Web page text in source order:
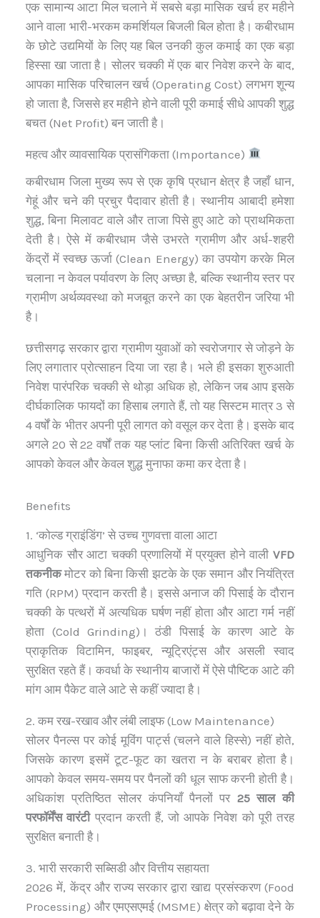
एक सामान्य आटा मिल चलाने में सबसे बड़ा मासिक खर्च हर महीने
आने वाला भारी-भरकम कमर्शियल बिजली बिल होता है। कबीरधाम
के छोटे उद्यमियों के लिए यह बिल उनकी कुल कमाई का एक बड़ा
हिस्सा खा जाता है। सोलर चक्की में एक बार निवेश करने के बाद,
आपका मासिक परिचालन खर्च (Operating Cost) लगभग शून्य
हो जाता है, जिससे हर महीने होने वाली पूरी कमाई सीधे आपकी शुद्ध
बचत (Net Profit) बन जाती है।
महत्व और व्यावसायिक प्रासंगिकता (Importance)
कबीरधाम जिला मुख्य रूप से एक कृषि प्रधान क्षेत्र है जहाँ धान,
गेहूं और चने की प्रचुर पैदावार होती है। स्थानीय आबादी हमेशा
शुद्ध, बिना मिलावट वाले और ताजा पिसे हुए आटे को प्राथमिकता
देती है। ऐसे में कबीरधाम जैसे उभरते ग्रामीण और अर्ध-शहरी
केंद्रों में स्वच्छ ऊर्जा (Clean Energy) का उपयोग करके मिल
चलाना न केवल पर्यावरण के लिए अच्छा है, बल्कि स्थानीय स्तर पर
ग्रामीण अर्थव्यवस्था को मजबूत करने का एक बेहतरीन जरिया भी
है।
छत्तीसगढ़ सरकार द्वारा ग्रामीण युवाओं को स्वरोजगार से जोड़ने के
लिए लगातार प्रोत्साहन दिया जा रहा है। भले ही इसका शुरुआती
निवेश पारंपरिक चक्की से थोड़ा अधिक हो, लेकिन जब आप इसके
दीर्घकालिक फायदों का हिसाब लगाते हैं, तो यह सिस्टम मात्र 3 से
4 वर्षों के भीतर अपनी पूरी लागत को वसूल कर देता है। इसके बाद
अगले 20 से 22 वर्षों तक यह प्लांट बिना किसी अतिरिक्त खर्च के
आपको केवल और केवल शुद्ध मुनाफा कमा कर देता है।
Benefits
1. ‘कोल्ड ग्राइंडिंग’ से उच्च गुणवत्ता वाला आटा
आधुनिक सौर आटा चक्की प्रणालियों में प्रयुक्त होने वाली VFD
तकनीकमोटर को बिना किसी झटके के एक समान और नियंत्रित
गति (RPM) प्रदान करती है। इससे अनाज की पिसाई के दौरान
चक्की के पत्थरों में अत्यधिक घर्षण नहीं होता और आटा गर्म नहीं
होता (Cold Grinding)। ठंडी पिसाई के कारण आटे के
प्राकृतिक विटामिन, फाइबर, न्यूट्रिएंट्स और असली स्वाद
सुरक्षित रहते हैं। कवर्धा के स्थानीय बाजारों में ऐसे पौष्टिक आटे की
मांग आम पैकेट वाले आटे से कहीं ज्यादा है।
2. कम रख-रखाव और लंबी लाइफ (Low Maintenance)
सोलर पैनल्स पर कोई मूविंग पार्ट्स (चलने वाले हिस्से) नहीं होते,
जिसके कारण इसमें टूट-फूट का खतरा न के बराबर होता है।
आपको केवल समय-समय पर पैनलों की धूल साफ करनी होती है।
अधिकांश प्रतिष्ठित सोलर कंपनियाँ पैनलों पर 25 साल की
परफॉर्मेंस वारंटीप्रदान करती हैं, जो आपके निवेश को पूरी तरह
सुरक्षित बनाती है।
3. भारी सरकारी सब्सिडी और वित्तीय सहायता
2026 में, केंद्र और राज्य सरकार द्वारा खाद्य प्रसंस्करण (Food
Processing) और एमएसएमई (MSME) क्षेत्र को बढ़ावा देने के